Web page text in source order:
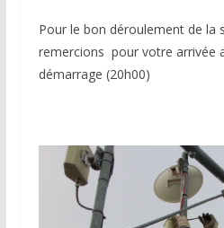
Pour le bon déroulement de la
remercions pour votre arrivée
démarrage (20h00)